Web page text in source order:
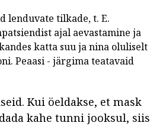
lenduvate tilkade, t. E.
ajal aevastamine ja
katta suu ja nina oluliselt
Peaasi - järgima teatavaid
Kui öeldakse, et mask
kahe tunni jooksul, siis